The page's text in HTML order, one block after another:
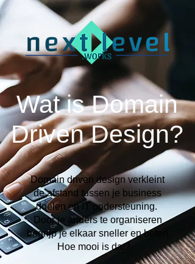
DDD Basics training
Wat is Domain
Driven Design?
Domain driven design verkleint
de afstand tussen je business
doelen en IT ondersteuning.
Door je anders te organiseren
begrijp je elkaar sneller en beter!
Hoe mooi is dat?